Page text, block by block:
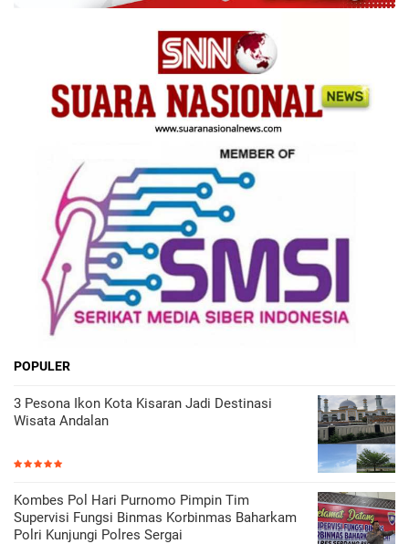
POPULER
3 Pesona Ikon Kota Kisaran Jadi Destinasi
Wisata Andalan
Kombes Pol Hari Purnomo Pimpin Tim
Supervisi Fungsi Binmas Korbinmas Baharkam
Polri Kunjungi Polres Sergai